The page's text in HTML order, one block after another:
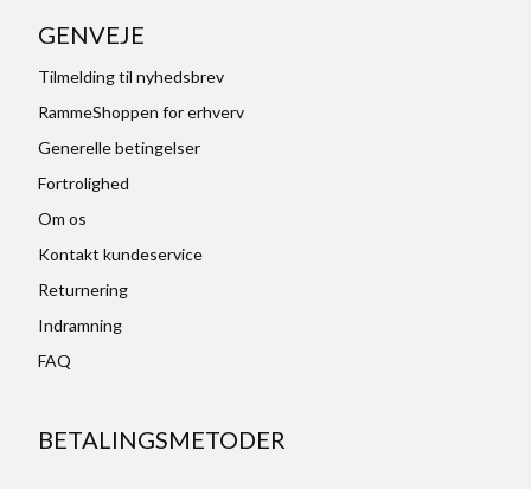
GENVEJE
Tilmelding til nyhedsbrev
RammeShoppen for erhverv
Generelle betingelser
Fortrolighed
Om os
Kontakt kundeservice
Returnering
Indramning
FAQ
BETALINGSMETODER